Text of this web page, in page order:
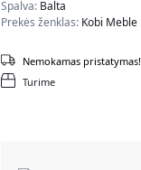
Spalva: Balta
Prekės ženklas: Kobi Meble
Turime
Nemokamas pristatymas!